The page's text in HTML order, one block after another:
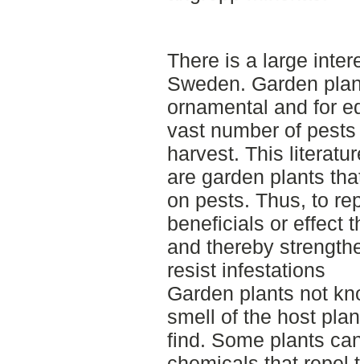
There is a large
Sweden. Garden
ornamental and for
vast number of
harvest. This
are garden plants
on pests. Thus, to
beneficials or effect
and thereby
resist infestations
Garden plants not
smell of the host
find. Some plants